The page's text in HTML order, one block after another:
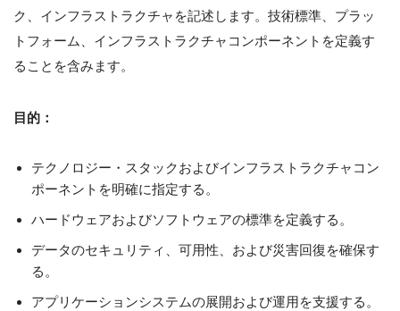
ク、インフラストラクチャを記述します。技術標準、プラッ
トフォーム、インフラストラクチャコンポーネントを定義す
ることを含みます。
目的：
テクノロジー・スタックおよびインフラストラクチャコン
ポーネントを明確に指定する。
ハードウェアおよびソフトウェアの標準を定義する。
データのセキュリティ、可用性、および災害回復を確保す
る。
アプリケーションシステムの展開および運用を支援する。